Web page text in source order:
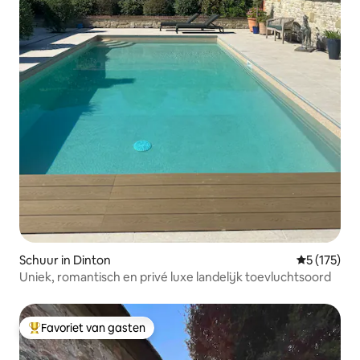
Schuur in Dinton
5 (175)
Uniek, romantisch en privé luxe landelijk toevluchtsoord
Topfavoriet van gasten
Favoriet van gasten